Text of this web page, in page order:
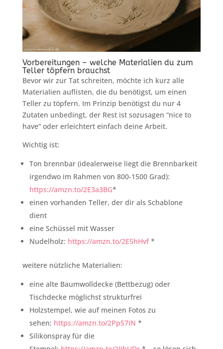
Vorbereitungen – welche Materialien du zum
Teller töpfern brauchst
Bevor wir zur Tat schreiten, möchte ich kurz alle
Materialien auflisten, die du benötigst, um einen
Teller zu töpfern. Im Prinzip benötigst du nur 4
Zutaten unbedingt, der Rest ist sozusagen “nice to
have” oder erleichtert einfach deine Arbeit.
Wichtig ist:
Ton brennbar (idealerweise liegt die Brennbarkeit
irgendwo im Rahmen von 800-1500 Grad):
https://amzn.to/2E3a3BG*
einen vorhanden Teller, der dir als Schablone
dient
eine Schüssel mit Wasser
Nudelholz: https://amzn.to/2E5hHvf*
weitere nützliche Materialien:
eine alte Baumwolldecke (Bettbezug) oder
Tischdecke möglichst strukturfrei
Holzstempel, wie auf meinen Fotos zu
sehen: https://amzn.to/2Pp57IN *
Silikonspray für die